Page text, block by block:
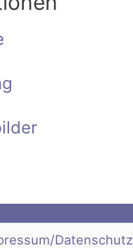
Datenschutz